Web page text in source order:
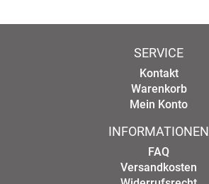
SERVICE
Kontakt
Warenkorb
Mein Konto
INFORMATIONEN
FAQ
Versandkosten